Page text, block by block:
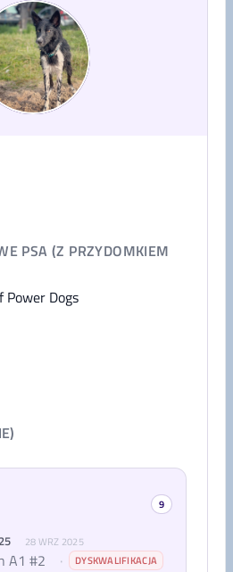
PSA (Z PRZYDOMKIEM
Power Dogs
9
28 WRZ 2025
A1 #2 · DYSKWALIFIKACJA